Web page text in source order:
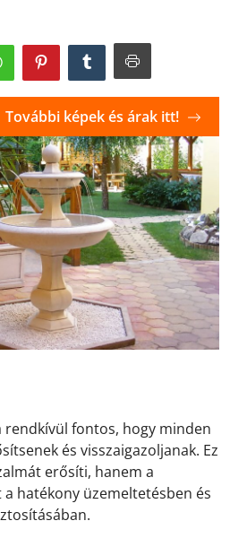
További képek és árak itt!
rendkívül fontos, hogy minden
és visszaigazoljanak. Ez
erősíti, hanem a
a hatékony üzemeltetésben és